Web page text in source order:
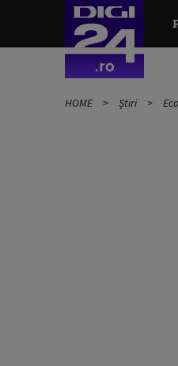
HOME Știri